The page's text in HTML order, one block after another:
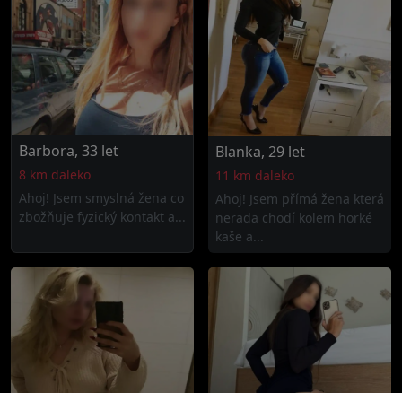
Barbora, 33 let
8 km daleko
Ahoj! Jsem smyslná žena co
zbožňuje fyzický kontakt a...
Blanka, 29 let
11 km daleko
Ahoj! Jsem přímá žena která
nerada chodí kolem horké
kaše a...